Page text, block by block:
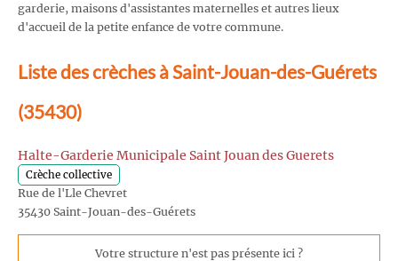
garderie, maisons d'assistantes maternelles et autres lieux
d'accueil de la petite enfance de votre commune.
Liste des crèches à Saint-Jouan-des-Guérets
(35430)
Halte-Garderie Municipale Saint Jouan des Guerets
Crèche collective
Rue de l'Lle Chevret
35430 Saint-Jouan-des-Guérets
Votre structure n'est pas présente ici ?